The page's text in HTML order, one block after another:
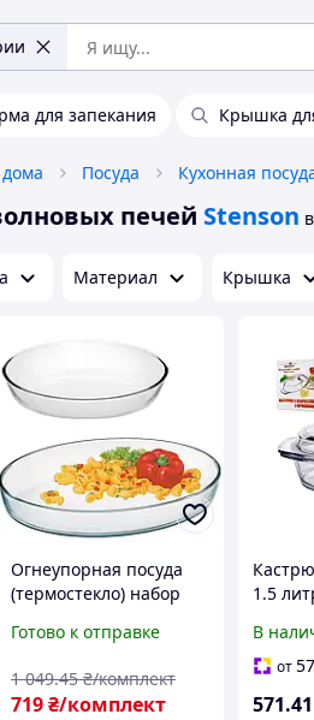
для запекания Крышка
Посуда Кухонная
печей Stenson
Материал Крышка
Огнеупорная посуда
(термостекло) набор
для запекания 2шт
Готово к отправке
719₴/комплект
1 049.45 ₴/комплект
1.5
В
от57
571.41